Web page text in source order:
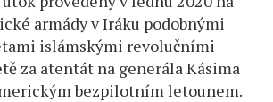
armády v Iráku podobnými
islámskými revolučními
za atentát na generála Kásima
bezpilotním letounem.